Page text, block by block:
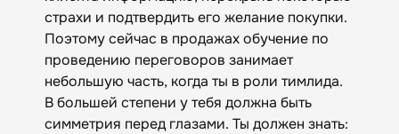
страхи и подтвердить его желание покупки.
Поэтому сейчас в продажах обучение по
проведению переговоров занимает
небольшую часть, когда ты в роли тимлида.
В большей степени у тебя должна быть
симметрия перед глазами. Ты должен знать: